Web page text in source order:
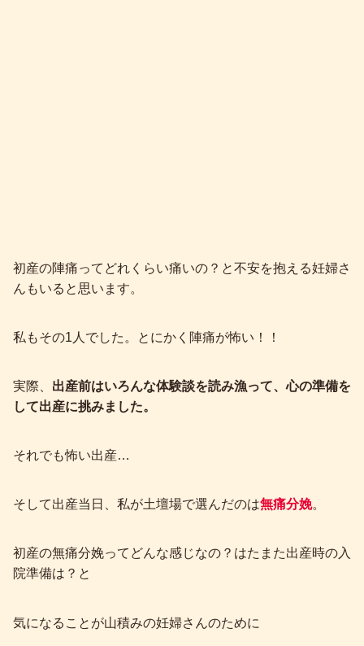
初産の陣痛ってどれくらい痛いの？と不安を抱える妊婦さ
んもいると思います。
私もその1人でした。とにかく陣痛が怖い！！
実際、 出産前はいろんな体験談を読み漁って、心の準備を
して出産に挑みました。
それでも怖い出産…
そして出産当日、私が土壇場で選んだのは無痛分娩。
初産の無痛分娩ってどんな感じなの？はたまた出産時の入
院準備は？と
気になることが山積みの妊婦さんのために